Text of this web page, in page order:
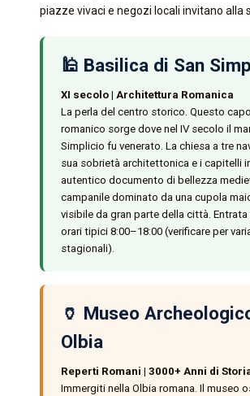
piazze vivaci e negozi locali invitano alla
🕌 Basilica di San
XI secolo | Architettura Romanica
La perla del centro storico. Questo
romanico sorge dove nel IV secolo il
Simplicio fu venerato. La chiesa a tre
sua sobrietà architettonica e i capitelli
autentico documento di bellezza
campanile dominato da una cupola
visibile da gran parte della città.
orari tipici 8:00–18:00 (verificare per
stagionali).
🏺 Museo
Olbia
Reperti Romani | 3000+ Anni di
Immergiti nella Olbia romana. Il museo